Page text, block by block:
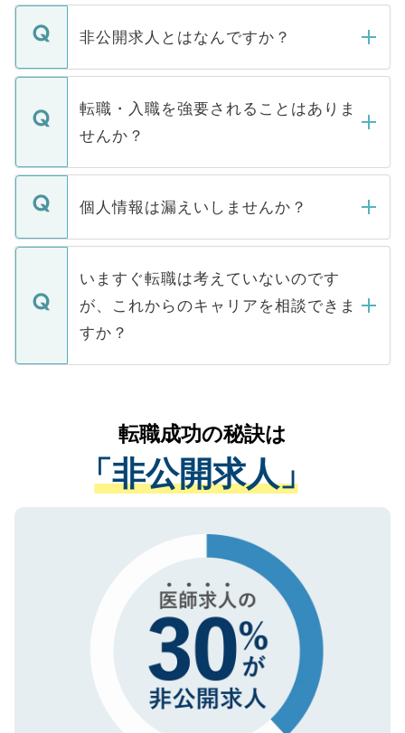
ご登録いただきましたら、弊社担当者がご
登録内容を確認し、その後メールもしくは
ます。通常、5営業日以内にはご連絡をせて
いただきますので、しばらくお待ちくださ
非公開求人とはなんですか？
マイナビDOCTORで取り扱っている求人の
うち約3割は、Webサイトからご覧いただ
けない「非公開求人」です。非公開求人は
下記の理由によって、一般には公開してい
ません。
■応募殺到を避けるため 人気のある医療機
関を公にしてしまうと、応募が殺到する場
に、医療機関が求める条件に合った人材の
みを人材紹介会社に依頼するケースが増え
ています。
転職・入職を強要されることはありま
せんか？
転職・入職を強要することは一切ありませ
ん。また、仮に応募先から内定をいただい
定を承諾する必要はありません。内定先へ
の辞退の連絡はキャリアパートナーが行い
個人情報は漏えいしませんか？
個人情報が漏えいすることはありませんの
で、ご安心ください。当サイトからの登録
などで収集したご登録者様の個人情報は、
ご本人のキャリアアップおよび転職活動の
支援を目的に使用いたします。お預かりし
ているすべての個人データはご本人の許可
は、個人情報の取り扱いについての厳密な
管理基準を満たした事業者のみに付与され
る、プライバシーマークを取得済みです。
で、機密保持に関してもご安心ください。
いますぐ転職は考えていないのです
が、これからのキャリアを相談できま
すか？
かがいして、現在の医療機関の状況や紹介
経験をまじえながら、適切なアドバイスを
させていただきます。すぐにご転職をされ
ない方には、長期的なサポートが可能です
ので、まずはご登録ください。
転職成功の秘訣は
「非公開求人」